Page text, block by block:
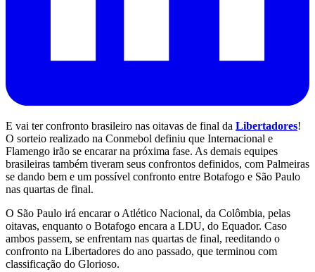
E vai ter confronto brasileiro nas oitavas de final da Libertadores!
O sorteio realizado na Conmebol definiu que Internacional e
Flamengo irão se encarar na próxima fase. As demais equipes
brasileiras também tiveram seus confrontos definidos, com Palmeiras
se dando bem e um possível confronto entre Botafogo e São Paulo
nas quartas de final.
O São Paulo irá encarar o Atlético Nacional, da Colômbia, pelas
oitavas, enquanto o Botafogo encara a LDU, do Equador. Caso
ambos passem, se enfrentam nas quartas de final, reeditando o
confronto na Libertadores do ano passado, que terminou com
classificação do Glorioso.